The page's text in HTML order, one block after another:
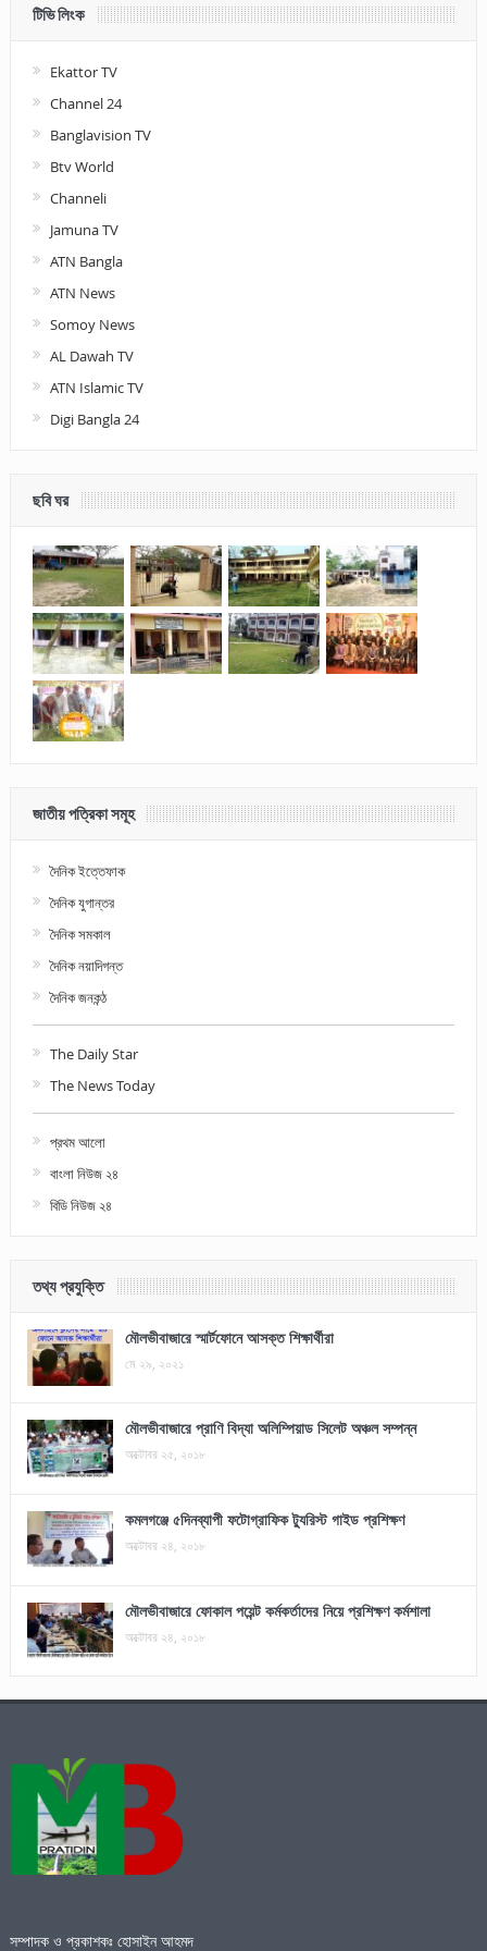
টিভি লিংক
Ekattor TV
Channel 24
Banglavision TV
Btv World
Channeli
Jamuna TV
ATN Bangla
ATN News
Somoy News
AL Dawah TV
ATN Islamic TV
Digi Bangla 24
ছবি ঘর
জাতীয় পত্রিকা সমূহ
দৈনিক ইত্তেফাক
দৈনিক যুগান্তর
দৈনিক সমকাল
দৈনিক নয়াদিগন্ত
দৈনিক জনকন্ঠ
The Daily Star
The News Today
প্রথম আলো
বাংলা নিউজ ২৪
বিডি নিউজ ২৪
তথ্য প্রযুক্তি
মৌলভীবাজারে স্মার্টফোনে আসক্ত শিক্ষার্থীরা
মে ২৯, ২০২১
মৌলভীবাজারে প্রাণি বিদ্যা অলিম্পিয়াড সিলেট অঞ্চল সম্পন্ন
অক্টোবর ২৫, ২০১৮
কমলগঞ্জে ৫দিনব্যাপী ফটোগ্রাফিক ট্যুরিস্ট গাইড প্রশিক্ষণ
অক্টোবর ২৪, ২০১৮
মৌলভীবাজারে ফোকাল পয়েন্ট কর্মকর্তাদের নিয়ে প্রশিক্ষণ কর্মশালা
অক্টোবর ২৪, ২০১৮
সম্পাদক ও প্রকাশকঃ হোসাইন আহমদ